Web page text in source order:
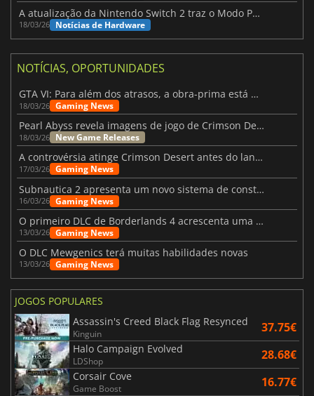
A atualização da Nintendo Switch 2 traz o Modo Portátil aos jogos mais antigos da Switch
18/03/26 Notícias de Hardware
NOTÍCIAS, OPORTUNIDADES
GTA VI: Para além dos atrasos, a obra-prima está quase a chegar
18/03/26 Gaming News
Pearl Abyss revela imagens de jogo de Crimson Desert para a PS5
18/03/26 New Game Releases
A controvérsia atinge Crimson Desert antes do lançamento
17/03/26 Gaming News
Subnautica 2 apresenta um novo sistema de construção de bases
16/03/26 Gaming News
O primeiro DLC de Borderlands 4 acrescenta uma nova personagem e muito mais
13/03/26 Gaming News
O DLC Mewgenics terá muitas habilidades novas
13/03/26 Gaming News
JOGOS POPULARES
Assassin's Creed Black Flag Resynced
Kinguin 37.75€
Halo Campaign Evolved
LDShop 28.68€
Corsair Cove
Game Boost 16.77€